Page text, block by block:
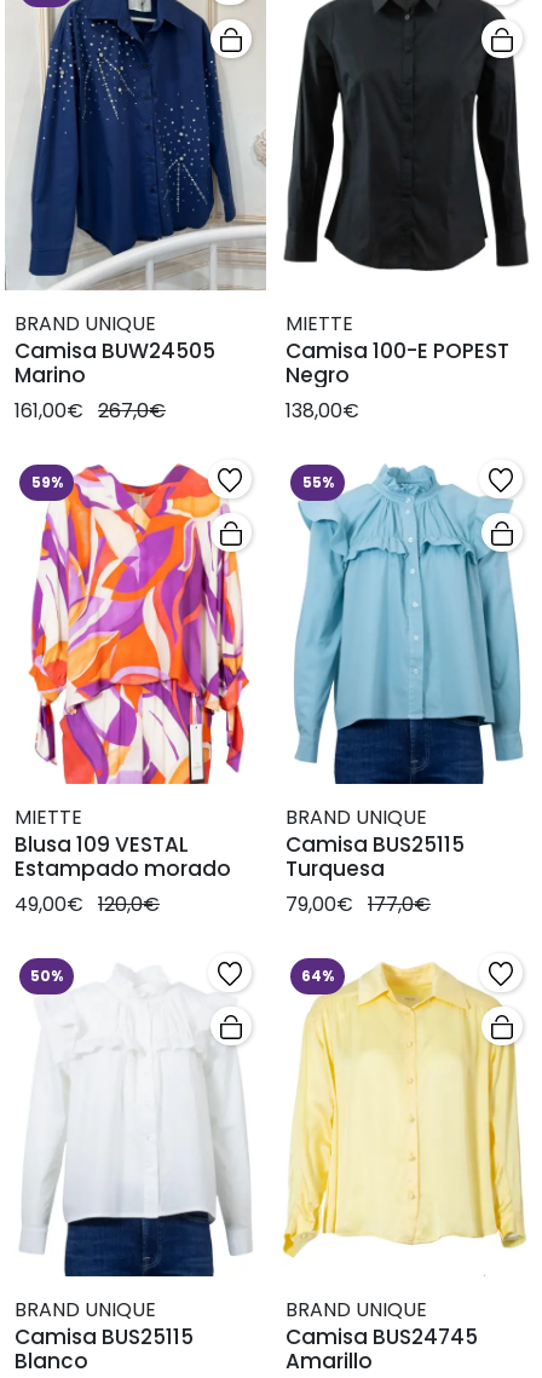
BRAND UNIQUE
Camisa BUW24505
Marino
161,00€ 267,0€
MIETTE
Camisa 100-E POPEST
Negro
138,00€
59%
MIETTE
Blusa 109 VESTAL
Estampado morado
49,00€ 120,0€
55%
BRAND UNIQUE
Camisa BUS25115
Turquesa
79,00€ 177,0€
50%
BRAND UNIQUE
Camisa BUS25115
Blanco
64%
BRAND UNIQUE
Camisa BUS24745
Amarillo